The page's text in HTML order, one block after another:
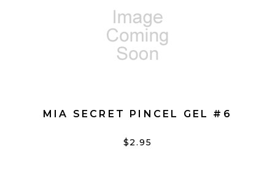
MIA SECRET PINCEL GEL #6
$2.95